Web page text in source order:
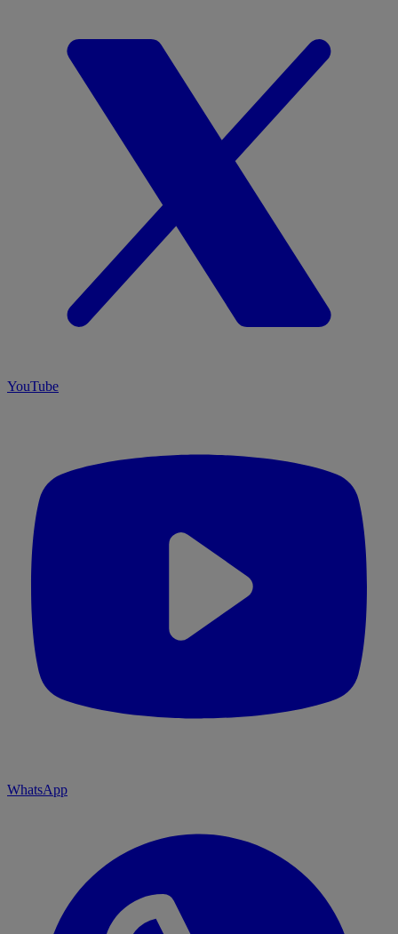
YouTube
WhatsApp